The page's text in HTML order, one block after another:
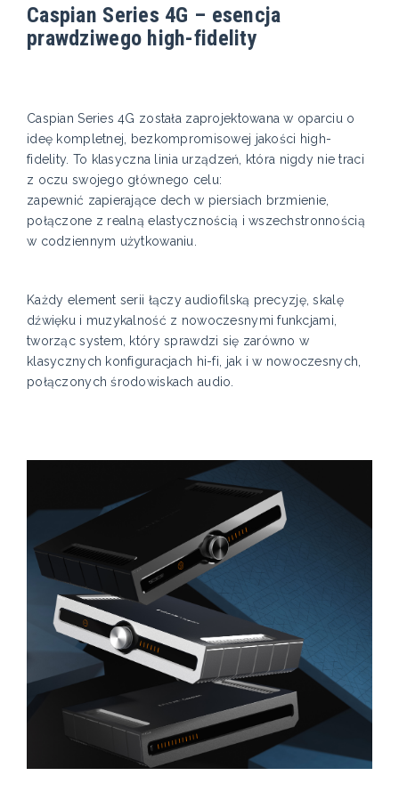
Caspian Series 4G – esencja
prawdziwego high-fidelity
Caspian Series 4G została zaprojektowana w oparciu o
ideę kompletnej, bezkompromisowej jakości high-
fidelity. To klasyczna linia urządzeń, która nigdy nie traci
z oczu swojego głównego celu:
zapewnić zapierające dech w piersiach brzmienie,
połączone z realną elastycznością i wszechstronnością
w codziennym użytkowaniu.
Każdy element serii łączy audiofilską precyzję, skalę
dźwięku i muzykalność z nowoczesnymi funkcjami,
tworząc system, który sprawdzi się zarówno w
klasycznych konfiguracjach hi-fi, jak i w nowoczesnych,
połączonych środowiskach audio.